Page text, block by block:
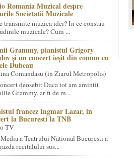
Romania Muzical despre
Societatii Muzicale
transmite muzica idei? In ce constau
muzicale? Cum ...
Grammy, pianistul Grigory
și un concert ieșit din comun cu
Dubeau
Comandasu (in Ziarul Metropolis)
deosebit Daca tot am amintit
Grammy, ar fi de m...
francez Ingmar Lazar, in
la Bucuresti la TNB
TV
a Teatrului National Bucuresti a
recitalului sus...